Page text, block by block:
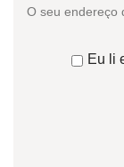
Eu li